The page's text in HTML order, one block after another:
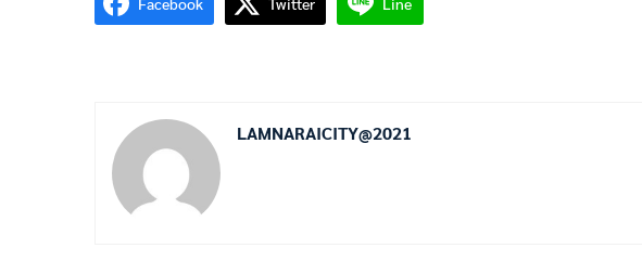
LAMNARAICITY@2021